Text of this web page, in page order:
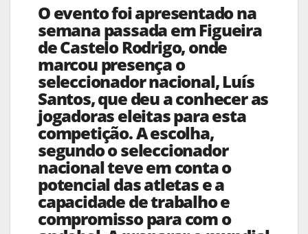
O evento foi apresentado na
semana passada em Figueira
de Castelo Rodrigo, onde
marcou presença o
seleccionador nacional, Luís
Santos, que deu a conhecer as
jogadoras eleitas para esta
competição. A escolha,
segundo o seleccionador
nacional teve em conta o
potencial das atletas e a
capacidade de trabalho e
compromisso para com o